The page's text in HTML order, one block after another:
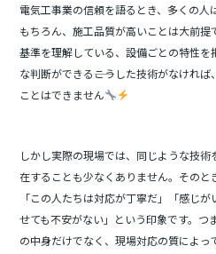
電気工事業の信頼を語るとき、多くの人
もちろん、施工品質が高いことは大前
基準を理解している、設備ごとの特性
な判断ができる――こうした技術がなけれ
ことはできません
しかし実際の現場では、同じような技
在することも少なくありません。そのと
「この人たちは対応が丁寧だ」「感じ
せても不安がない」という印象です。つ
の中身だけでなく、現場対応の質によっ